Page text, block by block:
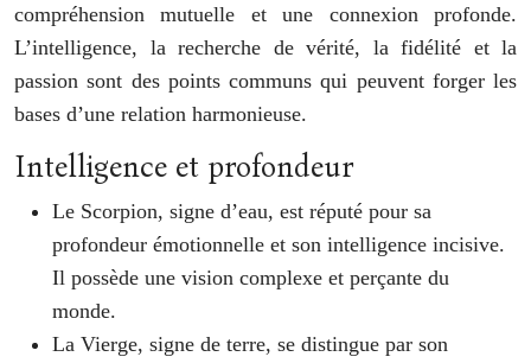
compréhension mutuelle et une connexion profonde.
L’intelligence, la recherche de vérité, la fidélité et la
passion sont des points communs qui peuvent forger les
bases d’une relation harmonieuse.
Intelligence et profondeur
Le Scorpion, signe d’eau, est réputé pour sa
profondeur émotionnelle et son intelligence incisive.
Il possède une vision complexe et perçante du
monde.
La Vierge, signe de terre, se distingue par son